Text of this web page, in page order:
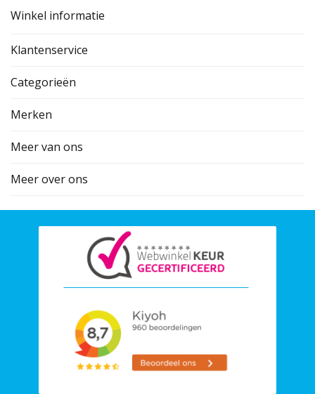
Winkel informatie
Klantenservice
Categorieën
Merken
Meer van ons
Meer over ons